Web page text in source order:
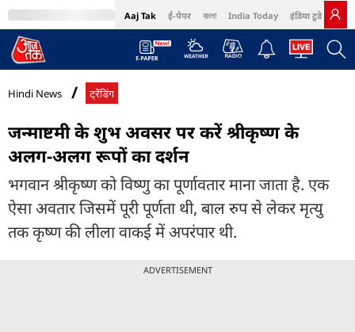
Aaj Tak ई-पेपर বাংলা India Today इंडिया टुडे हिंदी
MumbaiTak Cosmopolitan Harper's Bazaar Northeast
Hindi News ट्रेंडिंग
जन्माष्टमी के शुभ अवसर पर करें श्रीकृष्ण के
अलग-अलग रूपों का दर्शन
भगवान श्रीकृष्ण को विष्णु का पूर्णावतार माना जाता है. एक
ऐसा अवतार जिसमें पूरी पूर्णता थी, बाल रुप से लेकर मृत्यु
तक कृष्ण की लीला वाकई में अपरंपार थी.
ADVERTISEMENT